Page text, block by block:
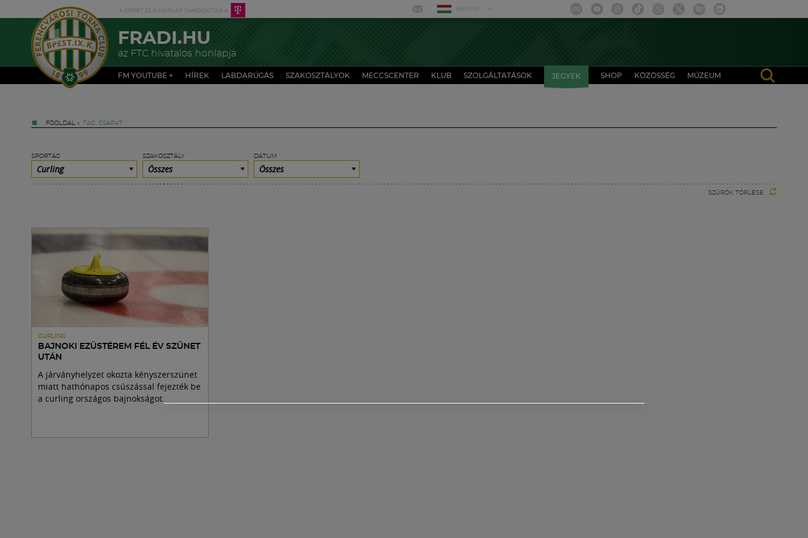
MAGYAR
FRADI.HU
az FTC hivatalos honlapja
FM YOUTUBE + HÍREK LABDARÚGÁS SZAKOSZTÁLYOK MECCSCENTER KLUB SZOLGÁLTATÁSOK JEGYEK SHOP KÖZÖSSÉG MÚZEUM
FŐOLDAL » TAG: CSAPAT
SPORTÁG
Curling
SZAKOSZTÁLY
Összes
DÁTUM
Összes
SZŰRŐK TÖRLÉSE
CURLING
BAJNOKI EZÜSTÉREM FÉL ÉV SZÜNET
UTÁN
A járványhelyzet okozta kényszerszünet
miatt hathónapos csúszással fejezték be
a curling országos bajnokságot.